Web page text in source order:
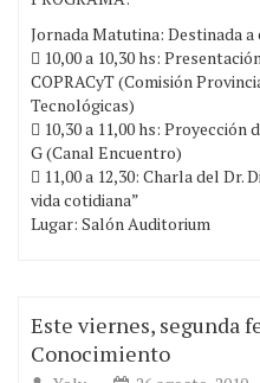
Jornada Matutina: Destinada
 10,00 a 10,30 hs:
COPRACyT (Comisión
Tecnológicas)
 10,30 a 11,00 hs: Proyección
G (Canal Encuentro)
 11,00 a 12,30: Charla del Dr.
vida cotidiana”
Lugar: Salón Auditorium
Este viernes, segunda
Conocimiento